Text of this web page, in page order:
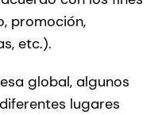
promoción,
etc.).
global, algunos
lugares